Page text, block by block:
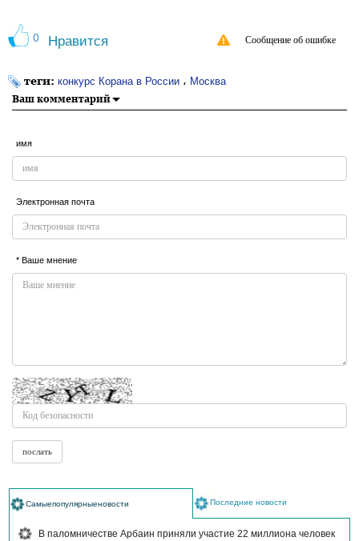
0 Нравится Сообщение об ошибке
теги: конкурс Корана в России ، Москва
Ваш комментарий
имя
Электронная почта
* Ваше мнение
Самыепопулярныеновости Последние новости
В паломничестве Арбаин приняли участие 22 миллиона человек